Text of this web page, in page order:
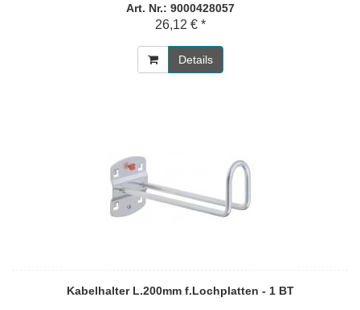
Art. Nr.: 9000428057
26,12 € *
Details
Kabelhalter L.200mm f.Lochplatten - 1 BT